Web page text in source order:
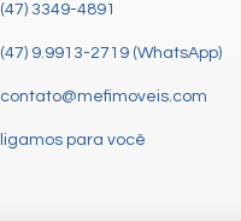
(47) 3349-4891
(47) 9.9913-2719 (WhatsApp)
contato@mefimoveis.com
ligamos para você